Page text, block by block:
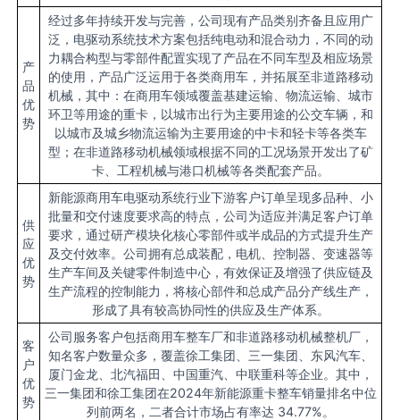
产
品
优
势
经过多年持续开发与完善，公司现有产品类别齐备且应用广
泛，电驱动系统技术方案包括纯电动和混合动力，不同的动
力耦合构型与零部件配置实现了产品在不同车型及相应场景
的使用，产品广泛运用于各类商用车，并拓展至非道路移动
机械，其中：在商用车领域覆盖基建运输、物流运输、城市
环卫等用途的重卡，以城市出行为主要用途的公交车辆，和
以城市及城乡物流运输为主要用途的中卡和轻卡等各类车
型；在非道路移动机械领域根据不同的工况场景开发出了矿
卡、工程机械与港口机械等各类配套产品。
供
应
优
势
新能源商用车电驱动系统行业下游客户订单呈现多品种、小
批量和交付速度要求高的特点，公司为适应并满足客户订单
要求，通过研产模块化核心零部件或半成品的方式提升生产
及交付效率。公司拥有总成装配，电机、控制器、变速器等
生产车间及关键零件制造中心，有效保证及增强了供应链及
生产流程的控制能力，将核心部件和总成产品分产线生产，
形成了具有较高协同性的供应及生产体系。
客
户
优
势
公司服务客户包括商用车整车厂和非道路移动机械整机厂，
知名客户数量众多，覆盖徐工集团、三一集团、东风汽车、
厦门金龙、北汽福田、中国重汽、中联重科等企业。其中，
三一集团和徐工集团在2024年新能源重卡整车销量排名中位
列前两名，二者合计市场占有率达 34.77%。